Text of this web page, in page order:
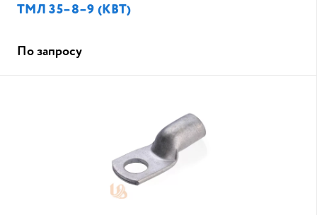
ТМЛ 35–8–9 (КВТ)
По запросу